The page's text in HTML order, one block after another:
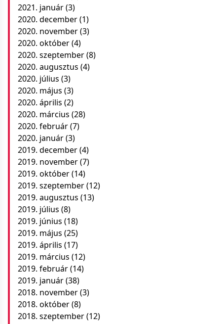
2021. január(3)
2020. december(1)
2020. november(3)
2020. október(4)
2020. szeptember(8)
2020. augusztus (4)
2020. július (3)
2020. május (3)
2020. április (2)
2020. március (28)
2020. február(7)
2020. január(3)
2019. december(4)
2019. november(7)
2019. október(14)
2019. szeptember(12)
2019. augusztus (13)
2019. július (8)
2019. június (18)
2019. május (25)
2019. április (17)
2019. március (12)
2019. február(14)
2019. január(38)
2018. november(3)
2018. október(8)
2018. szeptember(12)